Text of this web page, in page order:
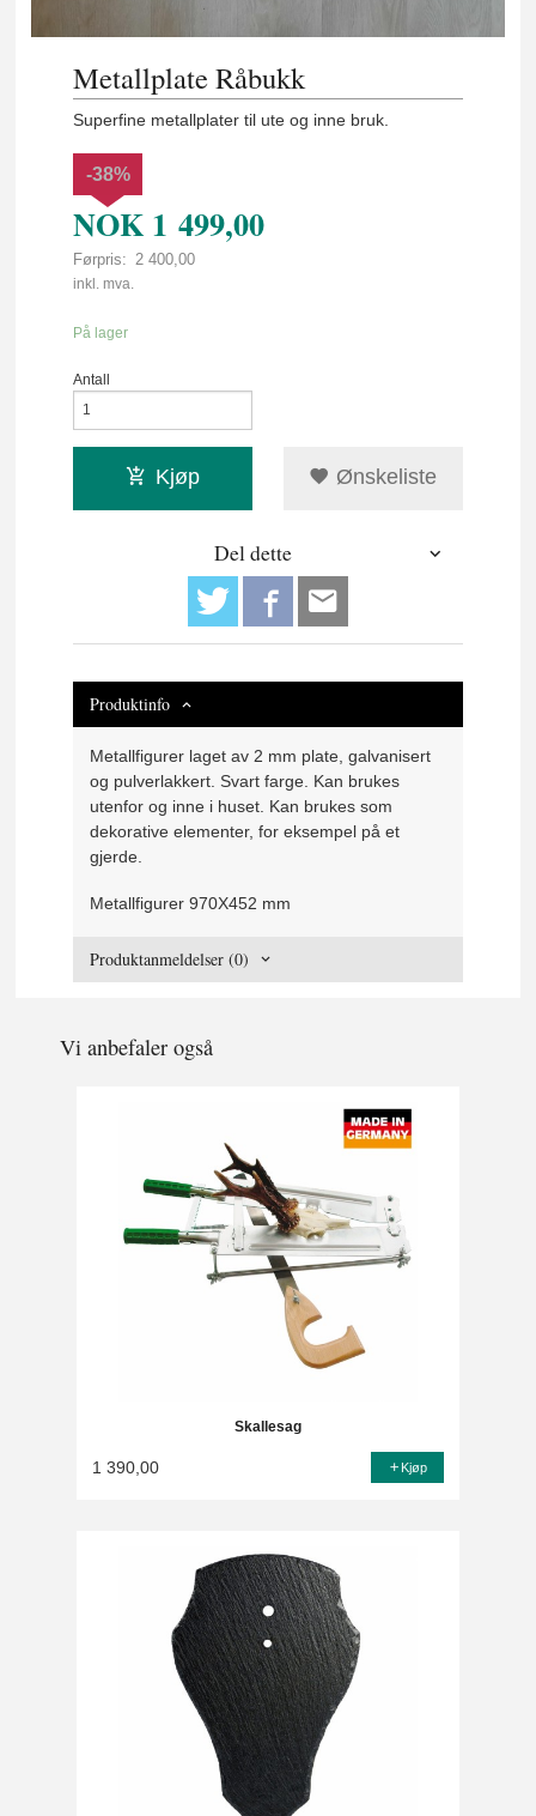
Metallplate Råbukk
Superfine metallplater til ute og inne bruk.
NOK 1 499,00
Førpris: 2 400,00
Rabatt
-38%
inkl. mva.
På lager
Antall
Kjøp Ønskeliste
Del dette
Produktinfo
Metallfigurer laget av 2 mm plate, galvanisert
og pulverlakkert. Svart farge. Kan brukes
utenfor og inne i huset. Kan brukes som
dekorative elementer, for eksempel på et
gjerde.
Metallfigurer 970X452 mm
Produktanmeldelser (0)
Vi anbefaler også
Skallesag
1 390,00 Kjøp